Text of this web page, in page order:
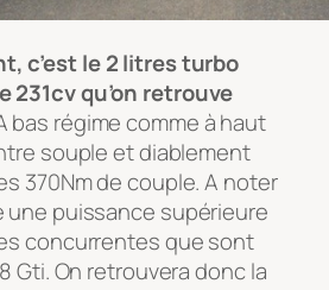
c’est le 2 litres turbo
231cv qu’on retrouve
bas régime comme à haut
souple et diablement
370Nm de couple. A noter
une puissance supérieure
concurrentes que sont
Gti. On retrouvera donc la